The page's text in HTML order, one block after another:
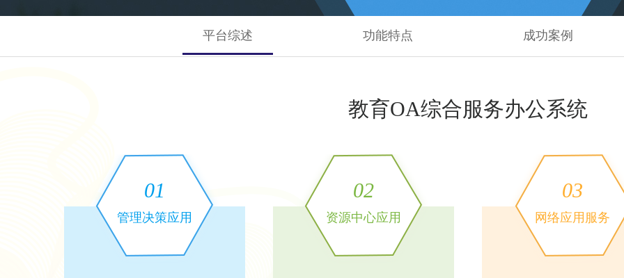
滚动查看更多
数智合规管控 数据驱动经营
平台综述 功能特点 成功案例
教育OA综合服务办公系统
01
管理决策应用
02
资源中心应用
03
网络应用服务